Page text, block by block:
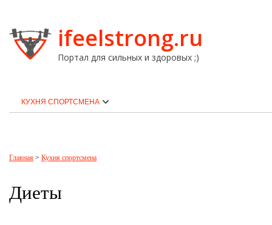
ifeelstrong.ru
Портал для сильных и здоровых ;)
КУХНЯ СПОРТСМЕНА
Главная > Кухня спортсмена
Диеты